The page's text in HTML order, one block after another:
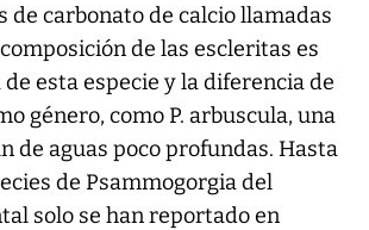
de carbonato de calcio llamadas
de las escleritas es
esta especie y la diferencia de
género, como P. arbuscula, una
de aguas poco profundas. Hasta
de Psammogorgia del
solo se han reportado en